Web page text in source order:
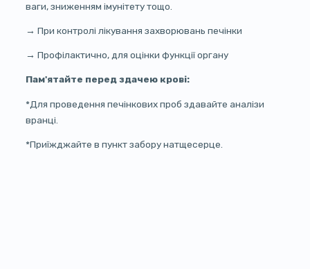
ваги, зниженням імунітету тощо.
→ При контролі лікування захворювань печінки
→ Профілактично, для оцінки функції органу
Пам'ятайте перед здачею крові:
*Для проведення печінкових проб здавайте аналізи
вранці.
*Приїжджайте в пункт забору натщесерце.